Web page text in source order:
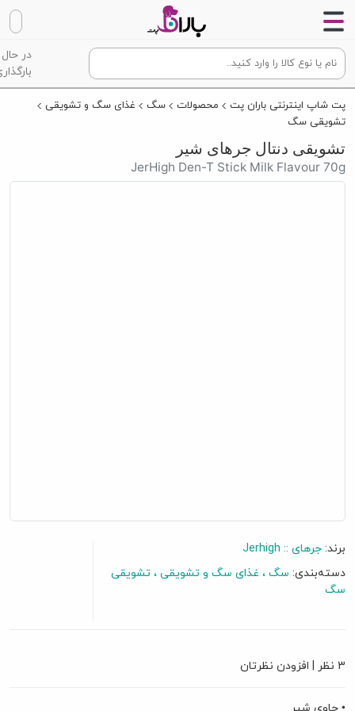
در حال
پت شاپ اینترنتی باران پت محصولات سگ
غذای سگ و تشویقی
تشویقی سگ
تشویقی دنتال جرهای شیر
JerHigh Den-T Stick Milk Flavour 70g
برند: جرهای :: Jerhigh
دسته‌بندی: سگ غذای سگ و تشویقی
تشویقی
سگ
3 نظر افزودن نظرتان
• حاوی شیر